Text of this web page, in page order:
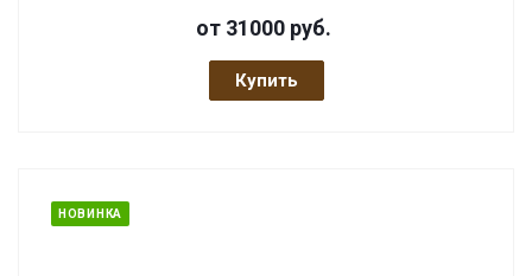
от 31000 руб.
Купить
НОВИНКА